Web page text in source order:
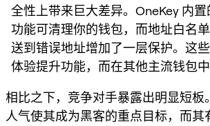
全性上带来巨大差异。OneKey 内
功能可清理你的钱包，而地址白名
送到错误地址增加了一层保护。这
体验提升功能，而在其他主流钱包中
相比之下，竞争对手暴露出明显短板
人气使其成为黑客的重点目标，而其